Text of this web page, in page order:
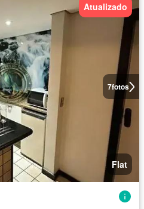
7fotos
Atualizado
Flat